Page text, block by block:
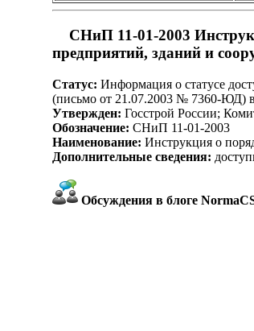
СНиП 11-01-2003
предприятий, зданий и
Статус: Информация о статусе
(письмо от 21.07.2003 № 7360-ЮД) в
Утвержден: Госстрой России;
Обозначение: СНиП 11-01-2003
Наименование: Инструкция о
Дополнительные сведения:
Обсуждения в блоге